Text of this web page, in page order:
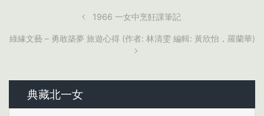
1966 一女中烹飪課筆記
綠緣文藝 – 勇敢築夢 旅遊心得 (作者: 林清雯 編輯: 黃欣怡，羅蘭華)
典藏北一女